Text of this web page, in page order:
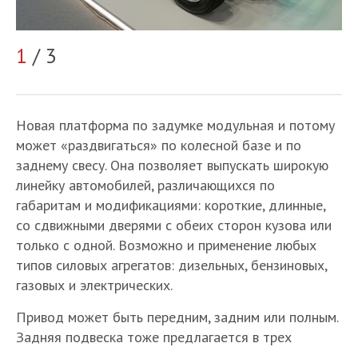
1 / 3
Новая платформа по задумке модульная и потому
может «раздвигаться» по колесной базе и по
заднему свесу. Она позволяет выпускать широкую
линейку автомобилей, различающихся по
габаритам и модификациями: короткие, длинные,
со сдвижными дверями с обеих сторон кузова или
только с одной. Возможно и применение любых
типов силовых агрегатов: дизельных, бензиновых,
газовых и электрических.
Привод может быть передним, задним или полным.
Задняя подвеска тоже предлагается в трех